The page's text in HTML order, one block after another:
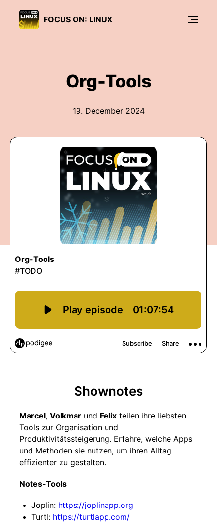
FOCUS ON: LINUX
Org-Tools
19. December 2024
Shownotes
Marcel, Volkmar und Felix teilen ihre liebsten
Tools zur Organisation und
Produktivitätssteigerung. Erfahre, welche Apps
und Methoden sie nutzen, um ihren Alltag
effizienter zu gestalten.
Notes-Tools
Joplin: https://joplinapp.org
Turtl: https://turtlapp.com/